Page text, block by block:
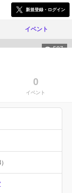
新規登録・ログイン
イベント
587
0
イベント